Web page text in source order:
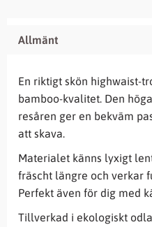
Allmänt
En riktigt skön highwaist-
bamboo-kvalitet. Den
resåren ger en bekväm
att skava.
Materialet känns lyxigt
fräscht längre och verkar
Perfekt även för dig med
Tillverkad i ekologiskt